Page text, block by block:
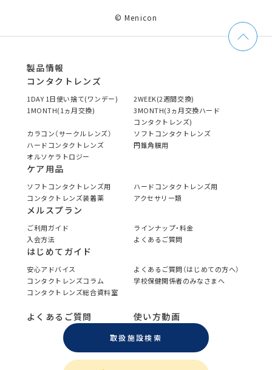
© Menicon
製品情報
コンタクトレンズ
1DAY 1日使い捨て(ワンデー)
2WEEK(2週間交換)
1MONTH(1ヵ月交換)
3MONTH(3ヵ月交換ハード
コンタクトレンズ)
カラコン（サークルレンズ）
ソフトコンタクトレンズ
ハードコンタクトレンズ
円錐角膜用
オルソケラトロジー
ケア用品
ソフトコンタクトレンズ用
ハードコンタクトレンズ用
コンタクトレンズ装着薬
アクセサリー類
メルスプラン
ご利用ガイド
ラインナップ・料金
入会方法
よくあるご質問
はじめてガイド
安心アドバイス
よくあるご質問（はじめての方へ）
コンタクトレンズコラム
学校保健関係者のみなさまへ
コンタクトレンズ総合資料室
よくあるご質問 使い方動画
取扱施設検索